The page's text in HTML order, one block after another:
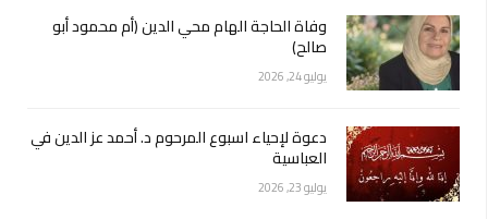
وفاة الحاجة الهام محي الدين (أم محمود أبو
صالح)
يوليو 24, 2026
دعوة لإحياء اسبوع المرحوم د. أحمد عز الدين في
العباسية
يوليو 23, 2026